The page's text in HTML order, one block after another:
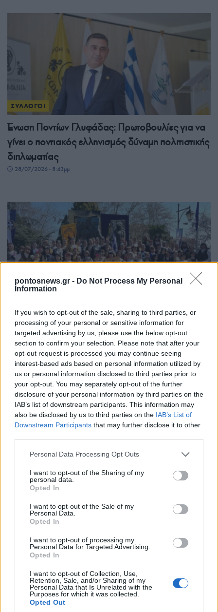
pontosnews.gr - Do Not Process My Personal
Information
If you wish to opt-out of the sale, sharing to third parties, or
processing of your personal or sensitive information for
targeted advertising by us, please use the below opt-out
section to confirm your selection. Please note that after your
opt-out request is processed you may continue seeing
interest-based ads based on personal information utilized by
us or personal information disclosed to third parties prior to
your opt-out. You may separately opt-out of the further
disclosure of your personal information by third parties on the
IAB’s list of downstream participants. This information may
also be disclosed by us to third parties on the IAB’s List of
Downstream Participants that may further disclose it to other
Please note that this website/app uses one or more Google
not limited to your visit or usage behaviour. You may click to
grant or deny consent to Google and its third-party tags to
use your data for below specified purposes in below Google
consent section.
Personal Data Processing Opt Outs
I want to opt-out of the Sharing of my
personal data.
Opted In
I want to opt-out of the Sale of my
Personal Data.
Opted In
I want to opt-out of processing my
Personal Data for Targeted Advertising.
Opted In
I want to opt-out of Collection, Use,
Retention, Sale, and/or Sharing of my
Personal Data that Is Unrelated with the
Purposes for which it was collected.
Opted Out
ΣΥΛΛΟΓΟΙ
Ένωση Ποντίων Γλυφάδας: Πρωτοβουλίες για να
γίνει ο ποντιακός ελληνισμός δύναμη πολιτιστικής
διπλωματίας
28/07/2026 - 8:43μμ
Οι «Ακρίτες» του Πολυκάστρου γιορτάζουν 60
χρόνια προσφοράς με ένα επετειακό βίντεο
27/07/2026 - 11:43πμ
Ένωση Ποντίων Γλυφάδας: Μια βραδιά με τον
Τάκη Βαμβακίδη που κατέληξε σε αυθεντικό
ποντιακό γλέντι